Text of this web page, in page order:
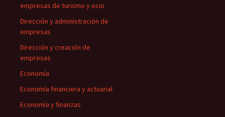
empresas de turismo y ocio
Dirección y administración de
empresas
Dirección y creación de
empresas
Economía
Economía financiera y actuarial
Economía y finanzas